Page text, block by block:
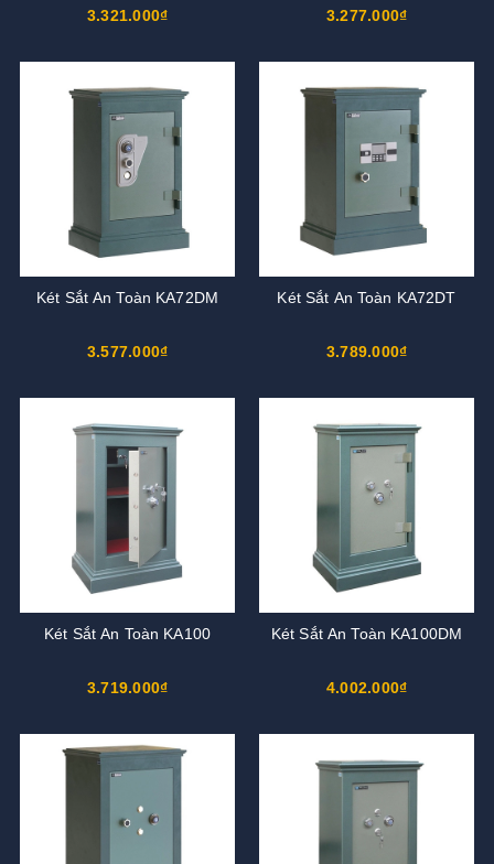
3.321.000₫ 3.277.000₫
Két Sắt An Toàn KA72DM
3.577.000₫
Két Sắt An Toàn KA72DT
3.789.000₫
Két Sắt An Toàn KA100
3.719.000₫
Két Sắt An Toàn KA100DM
4.002.000₫